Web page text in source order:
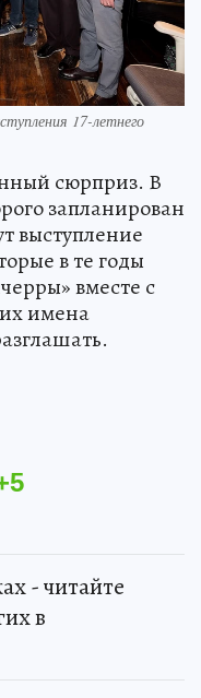
17-летнего
сюрприз. В
запланирован
выступление
в те годы
вместе с
имена
5
- читайте
в